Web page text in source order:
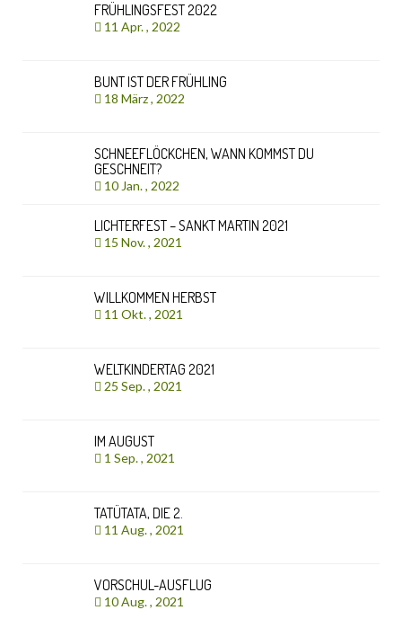
FRÜHLINGSFEST 2022
11 Apr. , 2022
BUNT IST DER FRÜHLING
18 März , 2022
SCHNEEFLÖCKCHEN, WANN KOMMST DU
GESCHNEIT?
10 Jan. , 2022
LICHTERFEST – SANKT MARTIN 2021
15 Nov. , 2021
WILLKOMMEN HERBST
11 Okt. , 2021
WELTKINDERTAG 2021
25 Sep. , 2021
IM AUGUST
1 Sep. , 2021
TATÜTATA, DIE 2.
11 Aug. , 2021
VORSCHUL-AUSFLUG
10 Aug. , 2021